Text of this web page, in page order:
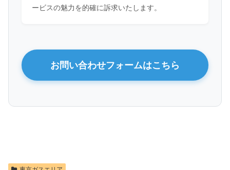
ービスの魅力を的確に訴求いたします。
お問い合わせフォームはこちら